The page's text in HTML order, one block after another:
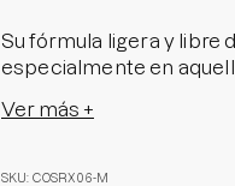
Su fórmula ligera y libre
especialmente en
ingredientes que
Ver más +
SKU: COSRX06-M